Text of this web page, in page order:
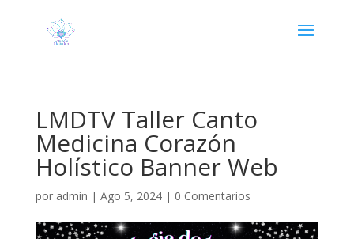
LMDTV Taller Canto
Medicina Corazón
Holístico Banner Web
por admin | Ago 5, 2024| 0 Comentarios